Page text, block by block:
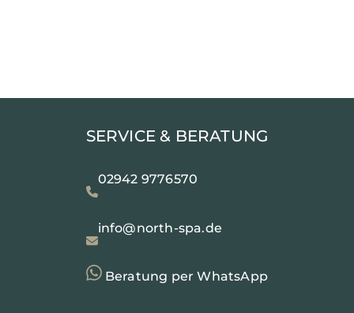
SERVICE & BERATUNG
02942 9776570
info@north-spa.de
Beratung per WhatsApp